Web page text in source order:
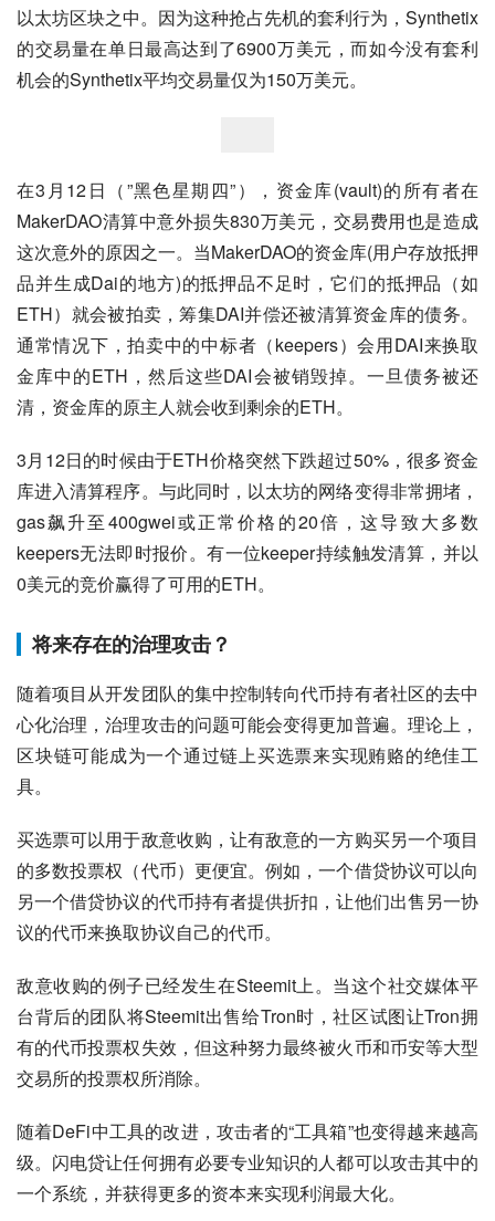
以太坊区块之中。因为这种抢占先机的套利行为，Synthetix
的交易量在单日最高达到了6900万美元，而如今没有套利
机会的Synthetix平均交易量仅为150万美元。
在3月12日（”黑色星期四”），资金库(vault)的所有者在
MakerDAO清算中意外损失830万美元，交易费用也是造成
这次意外的原因之一。当MakerDAO的资金库(用户存放抵押
品并生成Dai的地方)的抵押品不足时，它们的抵押品（如
ETH）就会被拍卖，筹集DAI并偿还被清算资金库的债务。
通常情况下，拍卖中的中标者（keepers）会用DAI来换取
金库中的ETH，然后这些DAI会被销毁掉。一旦债务被还
清，资金库的原主人就会收到剩余的ETH。
3月12日的时候由于ETH价格突然下跌超过50%，很多资金
库进入清算程序。与此同时，以太坊的网络变得非常拥堵，
gas飙升至400gwei或正常价格的20倍，这导致大多数
keepers无法即时报价。有一位keeper持续触发清算，并以
0美元的竞价赢得了可用的ETH。
将来存在的治理攻击？
随着项目从开发团队的集中控制转向代币持有者社区的去中
心化治理，治理攻击的问题可能会变得更加普遍。理论上，
区块链可能成为一个通过链上买选票来实现贿赂的绝佳工
具。
买选票可以用于敌意收购，让有敌意的一方购买另一个项目
的多数投票权（代币）更便宜。例如，一个借贷协议可以向
另一个借贷协议的代币持有者提供折扣，让他们出售另一协
议的代币来换取协议自己的代币。
敌意收购的例子已经发生在Steemit上。当这个社交媒体平
台背后的团队将Steemit出售给Tron时，社区试图让Tron拥
有的代币投票权失效，但这种努力最终被火币和币安等大型
交易所的投票权所消除。
随着DeFi中工具的改进，攻击者的“工具箱”也变得越来越高
级。闪电贷让任何拥有必要专业知识的人都可以攻击其中的
一个系统，并获得更多的资本来实现利润最大化。